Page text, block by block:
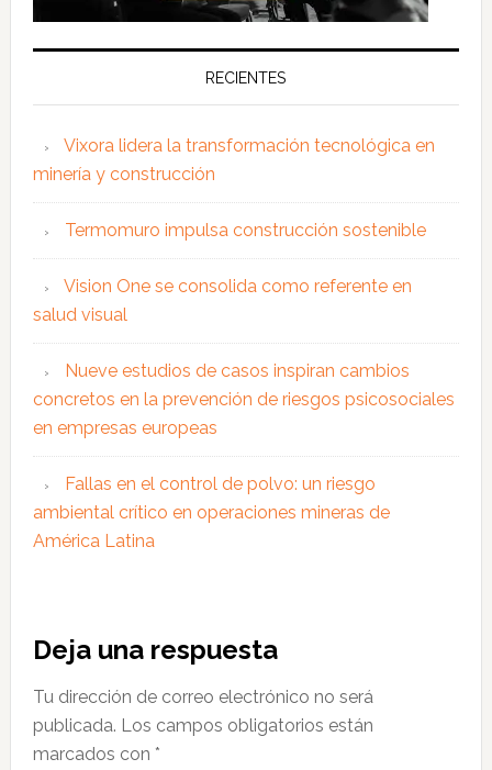
RECIENTES
Vixora lidera la transformación tecnológica en
minería y construcción
Termomuro impulsa construcción sostenible
Vision One se consolida como referente en
salud visual
Nueve estudios de casos inspiran cambios
concretos en la prevención de riesgos psicosociales
en empresas europeas
Fallas en el control de polvo: un riesgo
ambiental crítico en operaciones mineras de
América Latina
Interacciones
con
los
lectores
Deja una respuesta
Tu dirección de correo electrónico no será
publicada. Los campos obligatorios están
marcados con *